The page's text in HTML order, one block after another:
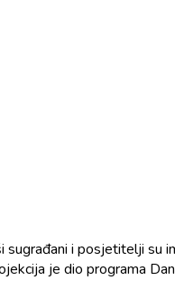
i posjetitelji su
je dio programa